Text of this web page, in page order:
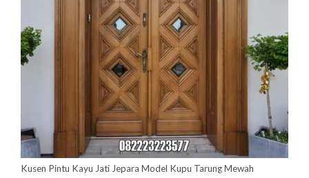
Kusen Pintu Kayu Jati Jepara Model Kupu Tarung Mewah